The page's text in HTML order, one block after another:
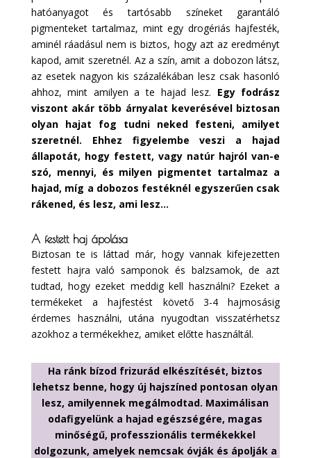
hatóanyagot és tartósabb színeket garantáló
pigmenteket tartalmaz, mint egy drogériás hajfesték,
aminél ráadásul nem is biztos, hogy azt az eredményt
kapod, amit szeretnél. Az a szín, amit a dobozon látsz,
az esetek nagyon kis százalékában lesz csak hasonló
ahhoz, mint amilyen a te hajad lesz. Egy fodrász
viszont akár több árnyalat keverésével biztosan
olyan hajat fog tudni neked festeni, amilyet
szeretnél. Ehhez figyelembe veszi a hajad
állapotát, hogy festett, vagy natúr hajról van-e
szó, mennyi, és milyen pigmentet tartalmaz a
hajad, míg a dobozos festéknél egyszerűen csak
rákened, és lesz, ami lesz…
A festett haj ápolása
Biztosan te is láttad már, hogy vannak kifejezetten
festett hajra való samponok és balzsamok, de azt
tudtad, hogy ezeket meddig kell használni? Ezeket a
termékeket a hajfestést követő 3-4 hajmosásig
érdemes használni, utána nyugodtan visszatérhetsz
azokhoz a termékekhez, amiket előtte használtál.
Ha ránk bízod frizurád elkészítését, biztos
lehetsz benne, hogy új hajszíned pontosan olyan
lesz, amilyennek megálmodtad. Maximálisan
odafigyelünk a hajad egészségére, magas
minőségű, professzionális termékekkel
dolgozunk, amelyek nemcsak óvják és ápolják a